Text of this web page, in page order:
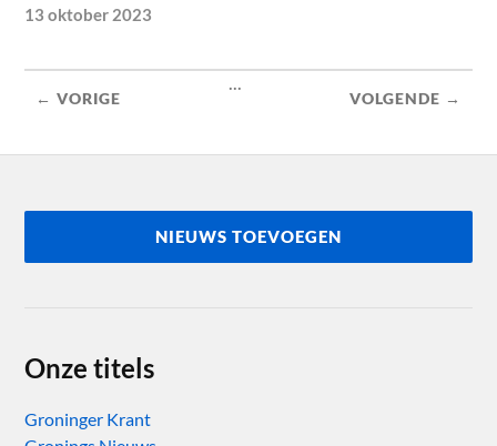
13 oktober 2023
← VORIGE
...
VOLGENDE →
NIEUWS TOEVOEGEN
Onze titels
Groninger Krant